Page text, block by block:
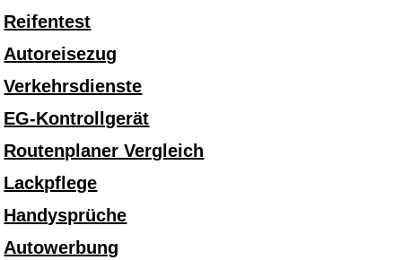
Reifentest
Autoreisezug
Verkehrsdienste
EG-Kontrollgerät
Routenplaner Vergleich
Lackpflege
Handysprüche
Autowerbung